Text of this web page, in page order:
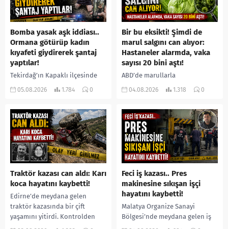
Bomba yasak aşk iddiası..
Ormana götürüp kadın
kıyafeti giydirerek şantaj
yaptılar!
Tekirdağ’ın Kapaklı ilçesinde
bir kişiyi, arkadaşının eşiyle
kadın kıyafetleri giydirdiği,
özür videosu çektirip...
05.08.2026 1.784 0
Bir bu eksikti! Şimdi de
marul salgını can alıyor:
Hastaneler alarmda, vaka
sayısı 20 bini aştı!
ABD’de marullarla
ilişkilendirilen siklospora
salgında vaka sayısının 20 bini
aştığı belirtilirken, sağlık...
04.08.2026 1.318 0
Traktör kazası can aldı: Karı
koca hayatını kaybetti!
Edirne’de meydana gelen
traktör kazasında bir çift
yaşamını yitirdi. Kontrolden
çıkarak devrilen traktörün
Feci iş kazası.. Pres
makinesine sıkışan işçi
hayatını kaybetti!
Malatya Organize Sanayi
Bölgesi’nde meydana gelen iş
kazasında, pres makinesine